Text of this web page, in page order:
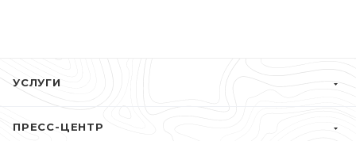
УСЛУГИ
ПРЕСС-ЦЕНТР